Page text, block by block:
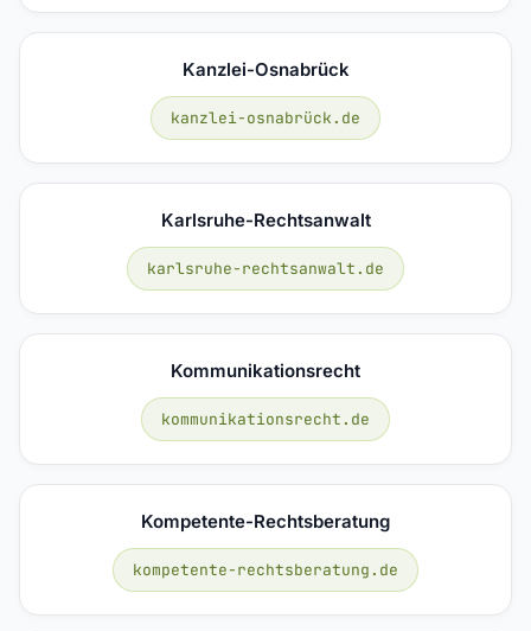
Kanzlei-Osnabrück
kanzlei-osnabrück.de
Karlsruhe-Rechtsanwalt
karlsruhe-rechtsanwalt.de
Kommunikationsrecht
kommunikationsrecht.de
Kompetente-Rechtsberatung
kompetente-rechtsberatung.de